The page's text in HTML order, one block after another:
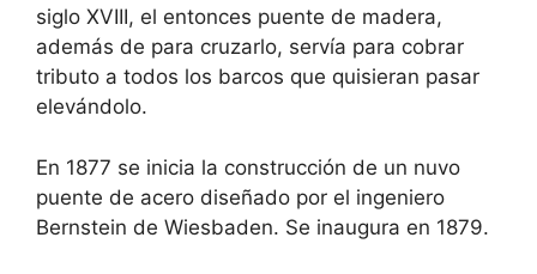
siglo XVIII, el entonces puente de madera,
además de para cruzarlo, servía para cobrar
tributo a todos los barcos que quisieran pasar
elevándolo.
En 1877 se inicia la construcción de un nuvo
puente de acero diseñado por el ingeniero
Bernstein de Wiesbaden. Se inaugura en 1879.